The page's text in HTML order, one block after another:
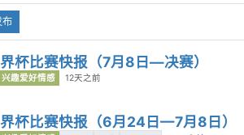
布
杯比赛快报（7月8日—决赛）
兴趣爱好情感 12天之前
杯比赛快报（6月24日—7月8日）